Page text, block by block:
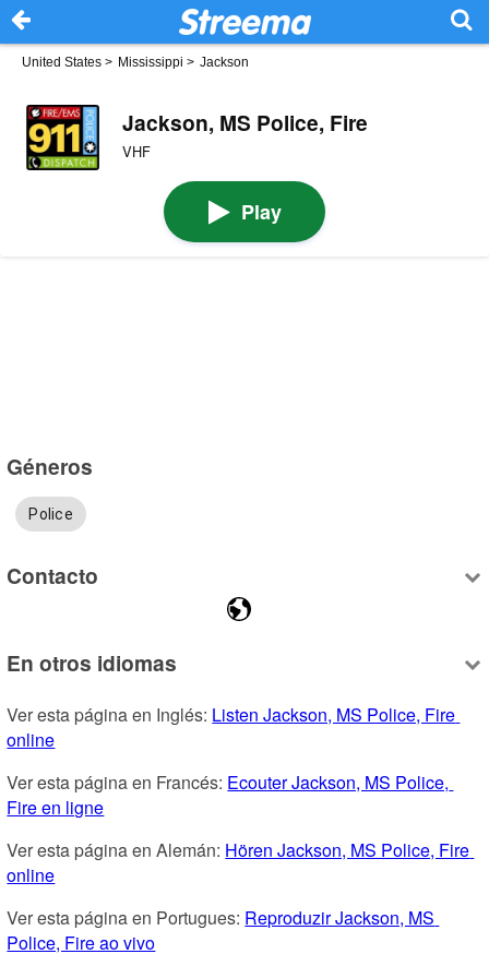
United States > Mississippi > Jackson
Jackson, MS Police, Fire
VHF
Play
Géneros
Police
Contacto
En otros idiomas
Ver esta página en Inglés: Listen Jackson, MS Police, Fire
online
Ver esta página en Francés: Ecouter Jackson, MS Police,
Fire en ligne
Ver esta página en Alemán: Hören Jackson, MS Police, Fire
online
Ver esta página en Portugues: Reproduzir Jackson, MS
Police, Fire ao vivo